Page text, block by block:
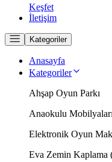
Keşfet
İletişim
Kategoriler
Anasayfa
Kategoriler
Ahşap Oyun Parkı
Anaokulu Mobilyaları
Elektronik Oyun
Eva Zemin Kaplama